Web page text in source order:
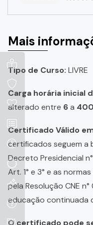
Mais
Tipo de Curso: LIVRE
Carga horária inicial
alterado entre 6a 400
Certificado Válido
certificados seguem a
Decreto Presidencial
Art. 1° e 3° e as
pela Resolução CNE
educação continuada